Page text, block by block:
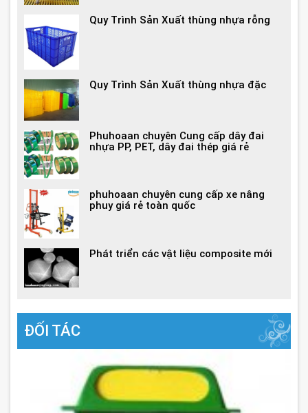
Quy Trình Sản Xuất thùng nhựa rỗng
Quy Trình Sản Xuất thùng nhựa đặc
Phuhoaan chuyên Cung cấp dây đai
nhựa PP, PET, dây đai thép giá rẻ
phuhoaan chuyên cung cấp xe nâng
phuy giá rẻ toàn quốc
Phát triển các vật liệu composite mới
ĐỐI TÁC